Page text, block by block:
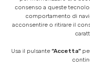
consenso a queste
comportamento di
acconsentire o ritirare il
Usa il pulsante “Accetta”